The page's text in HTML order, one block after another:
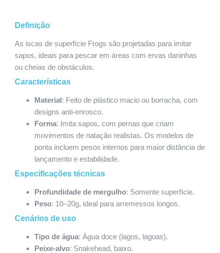
Definição
As iscas de superfície Frogs são projetadas para imitar
sapos, ideais para pescar em áreas com ervas daninhas
ou cheias de obstáculos.
Características
Material: Feito de plástico macio ou borracha, com
designs anti-enrosco.
Forma: Imita sapos, com pernas que criam
movimentos de natação realistas. Os modelos de
ponta incluem pesos internos para maior distância de
lançamento e estabilidade.
Especificações técnicas
Profundidade de mergulho: Somente superfície.
Peso: 10–20g, ideal para arremessos longos.
Cenários de uso
Tipo de água: Água doce (lagos, lagoas).
Peixe-alvo: Snakehead, baixo.